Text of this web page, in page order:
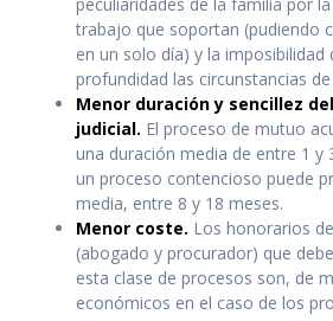
trabajo que soportan (pudiendo
en un solo día) y la imposibilidad
profundidad las circunstancias
Menor duración y sencillez
judicial. El proceso de mutuo
una duración media de entre 1 y
un proceso contencioso puede
media, entre 8 y 18 meses.
Menor coste. Los honorarios
(abogado y procurador) que
esta clase de procesos son, de
económicos en el caso de los